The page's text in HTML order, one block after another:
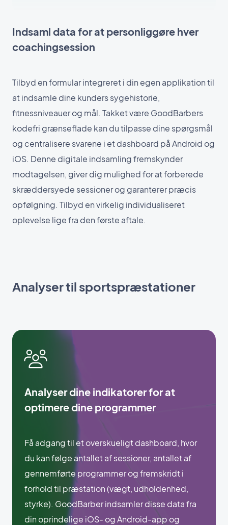
Indsaml data for at personliggøre hver
coachingsession
Tilbyd en formular integreret i din egen applikation til
at indsamle dine kunders sygehistorie,
fitnessniveauer og mål. Takket være GoodBarbers
kodefri grænseflade kan du tilpasse dine spørgsmål
og centralisere svarene i et dashboard på Android og
iOS. Denne digitale indsamling fremskynder
modtagelsen, giver dig mulighed for at forberede
skræddersyede sessioner og garanterer præcis
opfølgning. Tilbyd en virkelig individualiseret
oplevelse lige fra den første aftale.
Analyser til sportspræstationer
Analyser dine indikatorer for at
optimere dine programmer
Få adgang til et overskueligt dashboard, hvor
du kan følge antallet af sessioner, antallet af
gennemførte programmer og fremskridt i
forhold til præstation (vægt, udholdenhed,
styrke). GoodBarber indsamler disse data fra
din oprindelige iOS- og Android-app og